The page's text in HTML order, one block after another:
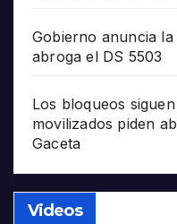
Gobierno anuncia la
abroga el DS 5503
Los bloqueos
movilizados piden
Gaceta
Videos